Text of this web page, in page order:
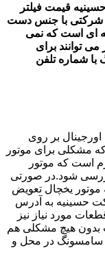
قیمت فیلتر
شرکتی با جنس دست
ای است که نمی
توانند برای
با شماره تلفن
بر روی
مشکلی برای موتور
است که موتور
شود.در صورتی
یخچال تعویض
حسینیه به آدرس
مورد نیاز نیز
بدون هیچ مشکلی هم
سامسونگ در محل و